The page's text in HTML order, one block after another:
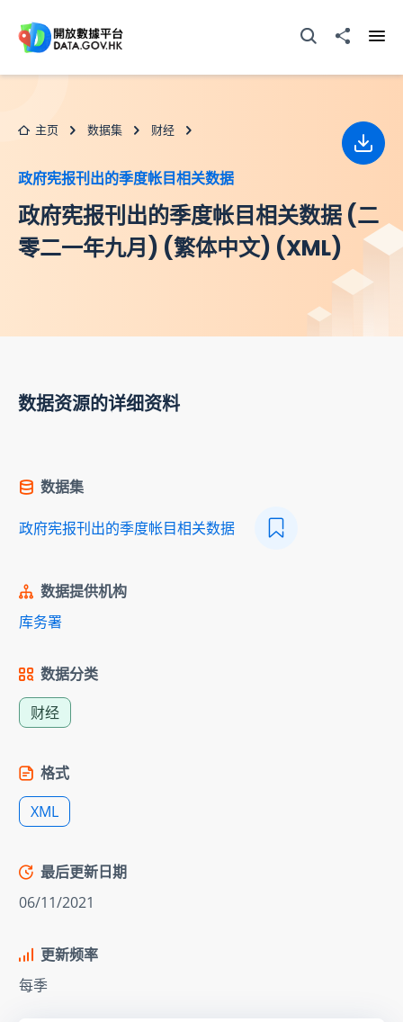
打开搜寻器分享至
主页 数据集 财经
政府宪报刊出的季度帐目相关数据
政府宪报刊出的季度帐目相关数据 (二
零二一年九月) (繁体中文) (XML)
下载
数据资源的详细资料
数据集
政府宪报刊出的季度帐目相关数据
数据提供机构
库务署
数据分类
财经
格式
XML
最后更新日期
06/11/2021
更新频率
每季